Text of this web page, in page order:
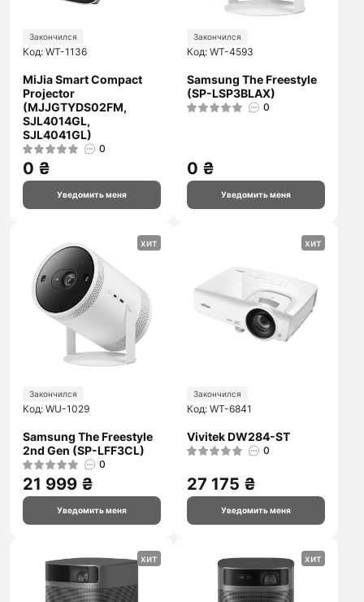
Закончился
Код: WT-1136
MiJia Smart Compact
Projector
(MJJGTYDS02FM,
SJL4014GL,
SJL4041GL)
0
0 ₴
Уведомить меня
Закончился
Код: WT-4593
Samsung The Freestyle
(SP-LSP3BLAX)
0
0 ₴
Уведомить меня
хит
Закончился
Код: WU-1029
Samsung The Freestyle
2nd Gen (SP-LFF3CL)
0
21 999 ₴
Уведомить меня
хит
Закончился
Код: WT-6841
Vivitek DW284-ST
0
27 175 ₴
Уведомить меня
хит хит